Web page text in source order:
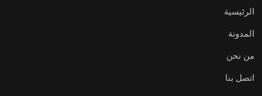
الرئيسية
المدونة
من نحن
اتصل بنا